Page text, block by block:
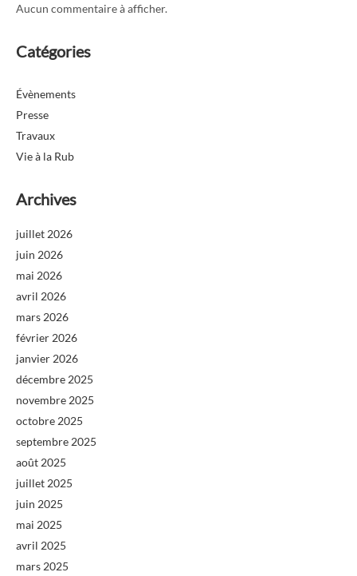
Aucun commentaire à afficher.
Catégories
Évènements
Presse
Travaux
Vie à la Rub
Archives
juillet 2026
juin 2026
mai 2026
avril 2026
mars 2026
février 2026
janvier 2026
décembre 2025
novembre 2025
octobre 2025
septembre 2025
août 2025
juillet 2025
juin 2025
mai 2025
avril 2025
mars 2025